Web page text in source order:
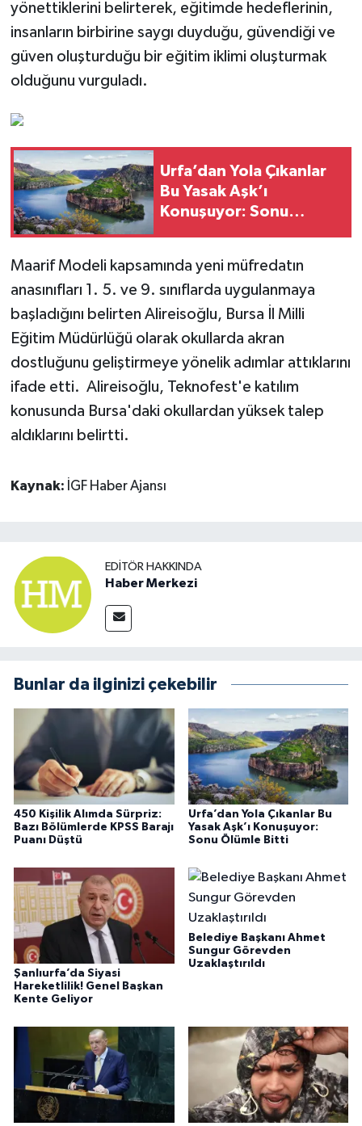
yönettiklerini belirterek, eğitimde hedeflerinin,
insanların birbirine saygı duyduğu, güvendiği ve
güven oluşturduğu bir eğitim iklimi oluşturmak
olduğunu vurguladı.
Urfa’dan Yola Çıkanlar
Bu Yasak Aşk’ı
Konuşuyor: Sonu
Maarif Modeli kapsamında yeni müfredatın
anasınıfları 1. 5. ve 9. sınıflarda uygulanmaya
başladığını belirten Alireisoğlu, Bursa İl Milli
Eğitim Müdürlüğü olarak okullarda akran
dostluğunu geliştirmeye yönelik adımlar attıklarını
ifade etti. Alireisoğlu, Teknofest'e katılım
konusunda Bursa'daki okullardan yüksek talep
aldıklarını belirtti.
Kaynak: İGF Haber Ajansı
EDITÖR HAKKINDA
Haber Merkezi
Bunlar da ilginizi çekebilir
450 Kişilik Alımda Sürpriz:
Bazı Bölümlerde KPSS Barajı
Puanı Düştü
Urfa’dan Yola Çıkanlar Bu
Yasak Aşk’ı Konuşuyor:
Sonu Ölümle Bitti
Şanlıurfa’da Siyasi
Hareketlilik! Genel Başkan
Kente Geliyor
Belediye Başkanı Ahmet
Sungur Görevden
Uzaklaştırıldı